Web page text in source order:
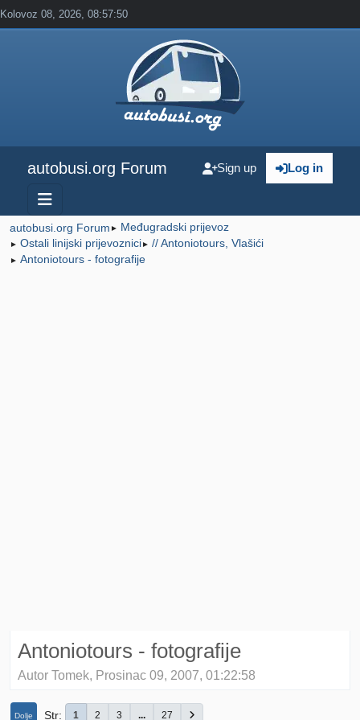
Kolovoz 08, 2026, 08:57:50
autobusi.org Forum Log in
Sign up
autobusi.org Forum ► Međugradski prijevoz
► Ostali linijski prijevoznici► // Antoniotours, Vlašići
► Antoniotours - fotografije
Antoniotours - fotografije
Autor Tomek, Prosinac 09, 2007, 01:22:58
Dolje Str 1 2 3 ... 27